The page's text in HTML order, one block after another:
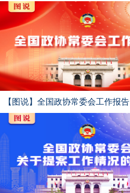
【图说】全国政协常委会工作报告